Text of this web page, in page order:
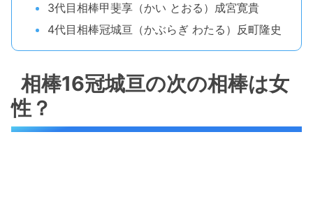
3代目相棒甲斐享（かい とおる）成宮寛貴
4代目相棒冠城亘（かぶらぎ わたる）反町隆史
相棒16冠城亘の次の相棒は女
性？